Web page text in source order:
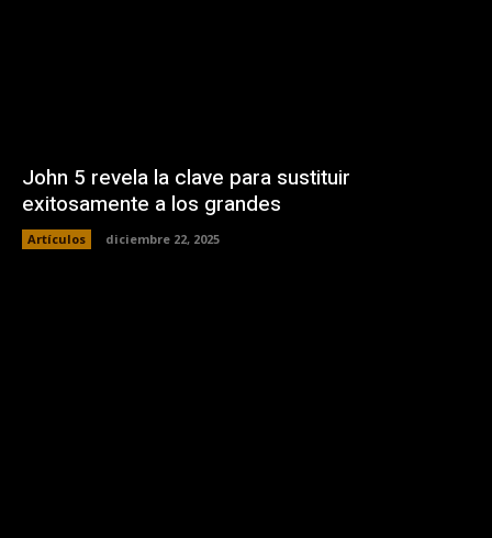
John 5 revela la clave para sustituir
exitosamente a los grandes
Artículos diciembre 22, 2025